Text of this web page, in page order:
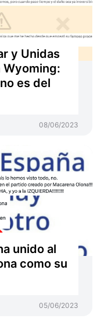
y Unidas
Wyoming:
es del
08/06/2023
unido al
como su
05/06/2023